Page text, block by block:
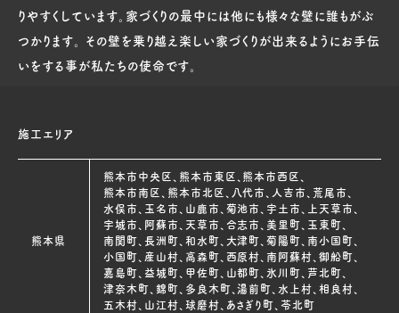
りやすくしています。家づくりの最中には他にも様々な壁に誰もがぶ
つかります。 その壁を乗り越え楽しい家づくりが出来るようにお手伝
いをする事が私たちの使命です。
施工エリア
熊本県
熊本市中央区、熊本市東区、熊本市西区、
熊本市南区、熊本市北区、八代市、人吉市、荒尾市、
水俣市、玉名市、山鹿市、菊池市、宇土市、上天草市、
宇城市、阿蘇市、天草市、合志市、美里町、玉東町、
南関町、長洲町、和水町、大津町、菊陽町、南小国町、
小国町、産山村、高森町、西原村、南阿蘇村、御船町、
嘉島町、益城町、甲佐町、山都町、氷川町、芦北町、
津奈木町、錦町、多良木町、湯前町、水上村、相良村、
五木村、山江村、球磨村、あさぎり町、苓北町